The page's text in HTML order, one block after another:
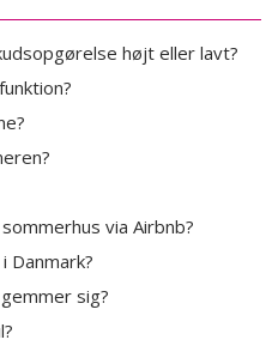
højt eller lavt?
via Airbnb?
Danmark?
sig?